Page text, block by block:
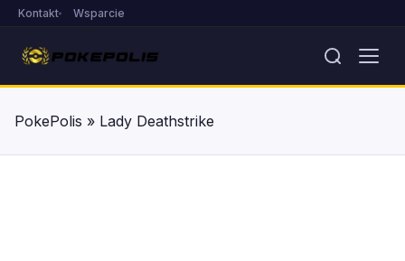
Kontakt Wsparcie
PokePolis » Lady Deathstrike